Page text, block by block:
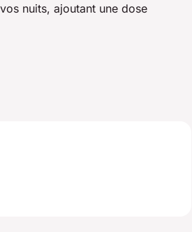
nuits, ajoutant une dose